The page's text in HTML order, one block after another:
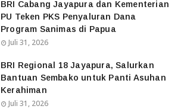
BRI Cabang Jayapura dan Kementerian
PU Teken PKS Penyaluran Dana
Program Sanimas di Papua
Juli 31, 2026
BRI Regional 18 Jayapura, Salurkan
Bantuan Sembako untuk Panti Asuhan
Kerahiman
Juli 31, 2026